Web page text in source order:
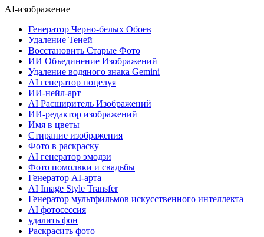
AI-изображение
Генератор Черно-белых Обоев
Удаление Теней
Восстановить Старые Фото
ИИ Объединение Изображений
Удаление водяного знака Gemini
AI генератор поцелуя
ИИ-нейл-арт
AI Расширитель Изображений
ИИ-редактор изображений
Имя в цветы
Стирание изображения
Фото в раскраску
AI генератор эмодзи
Фото помолвки и свадьбы
Генератор AI-арта
AI Image Style Transfer
Генератор мультфильмов искусственного интеллекта
AI фотосессия
удалить фон
Раскрасить фото